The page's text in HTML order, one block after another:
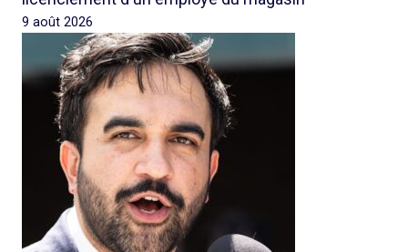
9 août 2026